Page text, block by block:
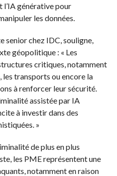
l’IA générative pour
les données.
senior chez IDC, souligne,
géopolitique : « Les
critiques, notamment
les transports ou encore la
à renforcer leur sécurité.
assistée par IA
à investir dans des
»
de plus en plus
les PME représentent une
notamment en raison